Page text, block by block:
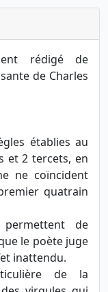
rédigé de
de Charles
établies au
et 2 tercets, en
ne coïncident
quatrain
de
le poète juge
inattendu.
de la